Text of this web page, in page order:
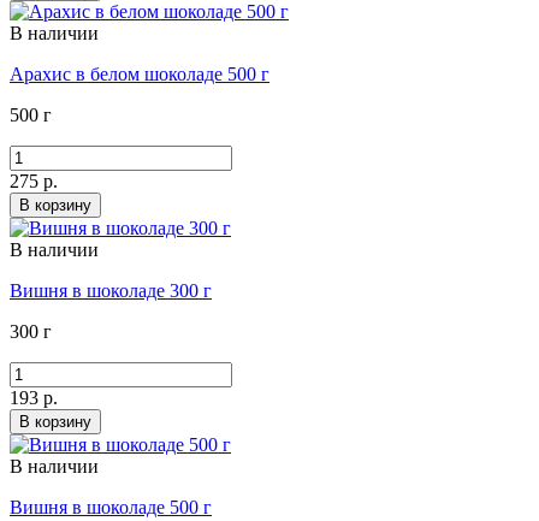
В наличии
Арахис в белом шоколаде 500 г
500 г
275 р.
В корзину
В наличии
Вишня в шоколаде 300 г
300 г
193 р.
В корзину
В наличии
Вишня в шоколаде 500 г